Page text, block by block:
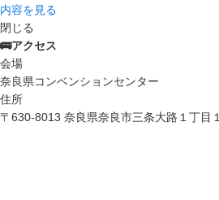
内容を見る
閉じる
🚌アクセス
会場
奈良県コンベンションセンター
住所
〒630-8013 奈良県奈良市三条大路１丁目１